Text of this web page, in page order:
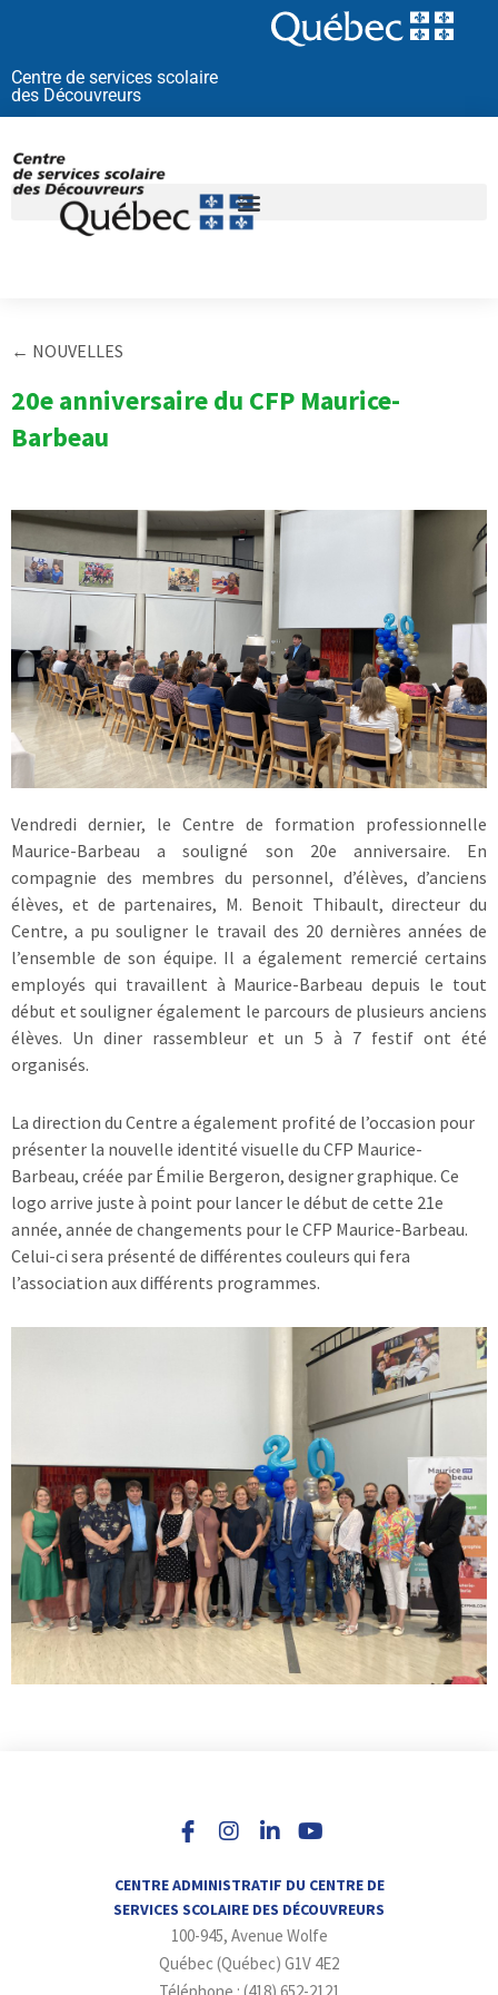
Centre de services scolaire
des Découvreurs
← NOUVELLES
20e anniversaire du CFP Maurice-
Barbeau
Vendredi dernier, le Centre de formation professionnelle
Maurice-Barbeau a souligné son 20e anniversaire. En
compagnie des membres du personnel, d’élèves, d’anciens
élèves, et de partenaires, M. Benoit Thibault, directeur du
Centre, a pu souligner le travail des 20 dernières années de
l’ensemble de son équipe. Il a également remercié certains
employés qui travaillent à Maurice-Barbeau depuis le tout
début et souligner également le parcours de plusieurs anciens
élèves. Un diner rassembleur et un 5 à 7 festif ont été
organisés.
La direction du Centre a également profité de l’occasion pour
présenter la nouvelle identité visuelle du CFP Maurice-
Barbeau, créée par Émilie Bergeron, designer graphique. Ce
logo arrive juste à point pour lancer le début de cette 21e
année, année de changements pour le CFP Maurice-Barbeau.
Celui-ci sera présenté de différentes couleurs qui fera
l’association aux différents programmes.
s
g
r
a
m
n
d
i
n
-
i
u
b
e
CENTRE ADMINISTRATIF DU CENTRE DE
SERVICES SCOLAIRE DES DÉCOUVREURS
100-945, Avenue Wolfe
Québec (Québec) G1V 4E2